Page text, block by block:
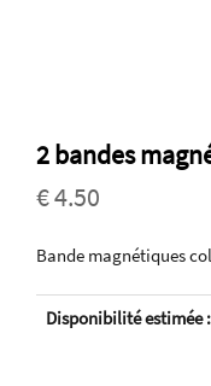
2 bandes
€ 4.50
Bande magnétiques
Disponibilité estimée :